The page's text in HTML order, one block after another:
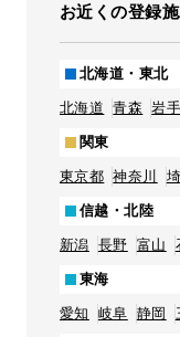
お近くの登録
北海道・東北
北海道 青森 岩手
関東
東京都 神奈川
信越・北陸
新潟 長野 富山
東海
愛知 岐阜 静岡